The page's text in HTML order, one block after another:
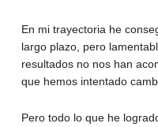
En mi trayectoria he
largo plazo, pero
resultados no nos han
que hemos intentado
Pero todo lo que he